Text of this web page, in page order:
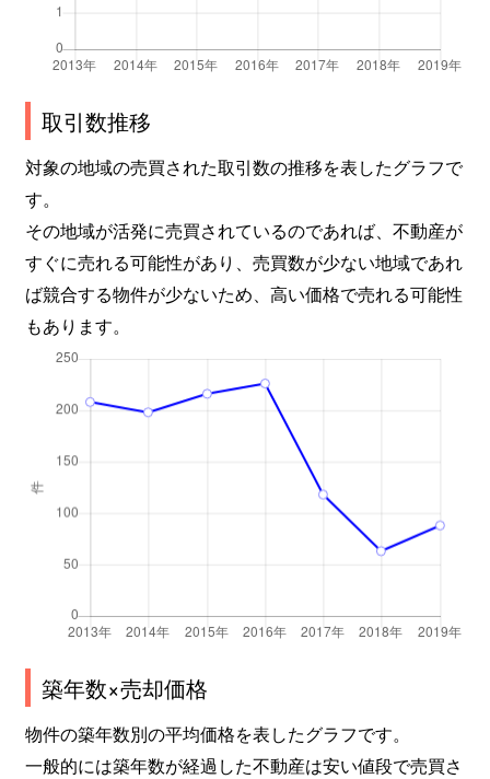
取引数推移
対象の地域の売買された取引数の推移を表したグラフで
す。
その地域が活発に売買されているのであれば、不動産が
すぐに売れる可能性があり、売買数が少ない地域であれ
ば競合する物件が少ないため、高い価格で売れる可能性
もあります。
築年数×売却価格
物件の築年数別の平均価格を表したグラフです。
一般的には築年数が経過した不動産は安い値段で売買さ